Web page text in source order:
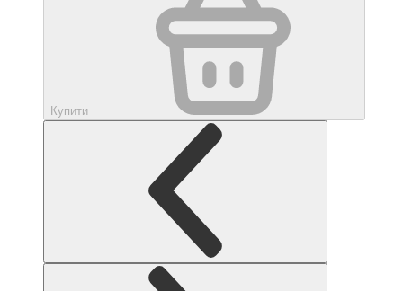
Купити